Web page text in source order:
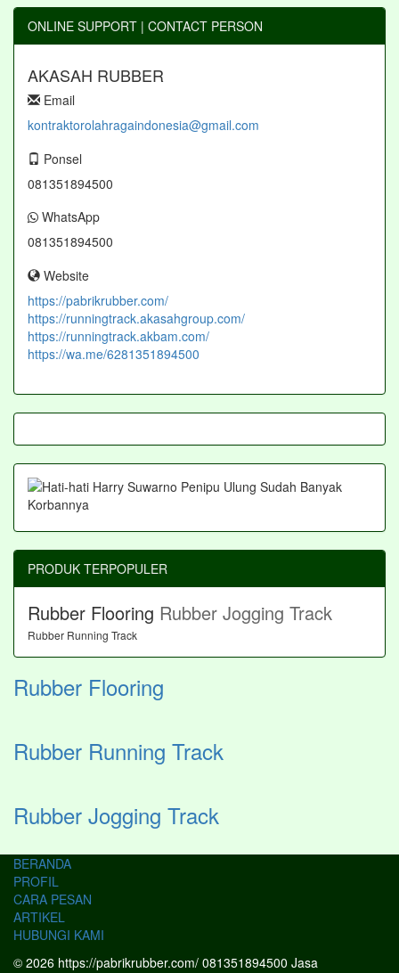
ONLINE SUPPORT | CONTACT PERSON
AKASAH RUBBER
Email
kontraktorolahragaindonesia@gmail.com
Ponsel
081351894500
WhatsApp
081351894500
Website
https://pabrikrubber.com/
https://runningtrack.akasahgroup.com/
https://runningtrack.akbam.com/
https://wa.me/6281351894500
PRODUK TERPOPULER
Rubber Flooring Rubber Jogging Track
Rubber Running Track
Rubber Flooring
Rubber Running Track
Rubber Jogging Track
BERANDA
PROFIL
CARA PESAN
ARTIKEL
HUBUNGI KAMI
© 2026 https://pabrikrubber.com/ 081351894500 Jasa